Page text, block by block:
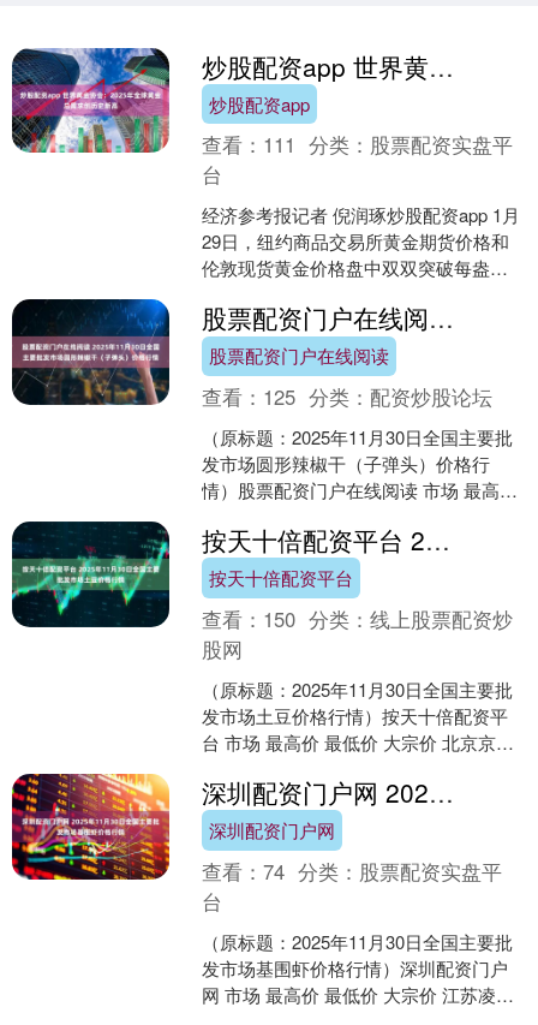
炒股配资app 世界黄金协会：2025年全球黄金总需求创历史新高
炒股配资app
查看： 111 分类： 股票配资实盘平
台
经济参考报记者 倪润琢炒股配资app 1月
29日，纽约商品交易所黄金期货价格和
伦敦现货黄金价格盘中双双突破每盎司
货价格更是....
股票配资门户在线阅读 2025年11月30日全国主要批发市场圆形辣椒干（子弹头）价格行情
股票配资门户在线阅读
查看： 125 分类：配资炒股论坛
（原标题：2025年11月30日全国主要批
发市场圆形辣椒干（子弹头）价格行
情）股票配资门户在线阅读 市场 最高价
司 19....
按天十倍配资平台 2025年11月30日全国主要批发市场土豆价格行情
按天十倍配资平台
查看： 150 分类：线上股票配资炒
股网
（原标题：2025年11月30日全国主要批
发市场土豆价格行情）按天十倍配资平
台 市场 最高价 最低价 大宗价 北京京丰
深圳配资门户网 2025年11月30日全国主要批发市场基围虾价格行情
深圳配资门户网
查看：74 分类： 股票配资实盘平
台
（原标题：2025年11月30日全国主要批
发市场基围虾价格行情）深圳配资门户
网 市场 最高价 最低价 大宗价 江苏凌家